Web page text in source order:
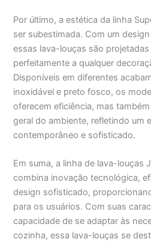
Por último, a estética da linha
ser subestimada. Com um
essas lava-louças são
perfeitamente a qualquer
Disponíveis em diferentes
inoxidável e preto fosco, os
oferecem eficiência, mas
geral do ambiente, refletindo um
contemporâneo e sofisticado.
Em suma, a linha de lava-louças
combina inovação tecnológica,
design sofisticado,
para os usuários. Com suas
capacidade de se adaptar às
cozinha, essa lava-louças se